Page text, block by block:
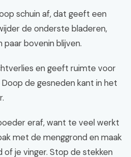
schuin af, dat geeft een
de onderste bladeren,
paar bovenin blijven.
en geeft ruimte voor
de gesneden kant in het
eraf, want te veel werkt
met de menggrond en maak
je vinger. Stop de stekken